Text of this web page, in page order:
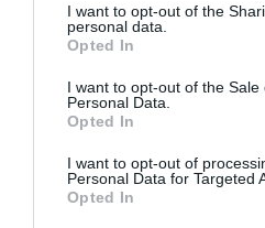
not limited to your visit or usage
grant or deny consent to Google
use your data for below
consent section.
I want to opt-out of the
personal data.
Opted In
I want to opt-out of the Sale
Personal Data.
Opted In
I want to opt-out of
Personal Data for Targeted
Opted In